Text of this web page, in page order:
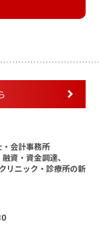
会計事務所
資・資金調達、
リニック・診療所の新